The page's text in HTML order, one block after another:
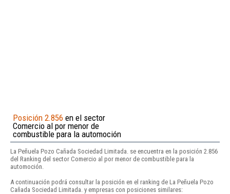
Posición 2.856 en el sector
Comercio al por menor de
combustible para la automoción
La Peñuela Pozo Cañada Sociedad Limitada. se encuentra en la posición 2.856
del Ranking del sector Comercio al por menor de combustible para la
automoción.
A continuación podrá consultar la posición en el ranking de La Peñuela Pozo
Cañada Sociedad Limitada. y empresas con posiciones similares: